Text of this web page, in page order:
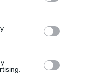
third-party tags to
in below Google
από μέλη του
αλλά η